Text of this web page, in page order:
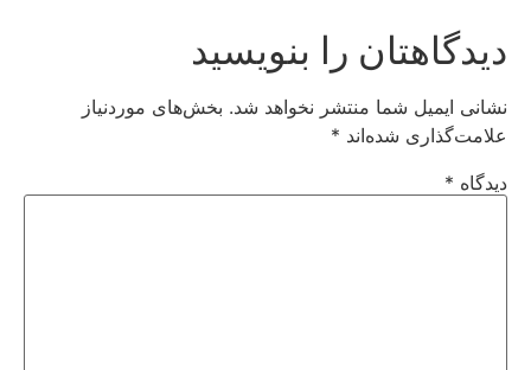
دیدگاهتان را بنویسید
نشانی ایمیل شما منتشر نخواهد شد. بخش‌های موردنیاز
علامت‌گذاری شده‌اند *
دیدگاه *